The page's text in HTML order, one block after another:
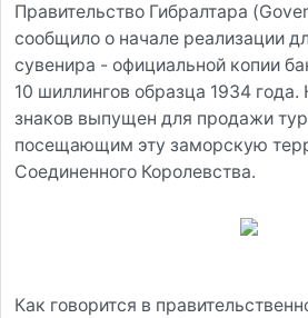
Правительство Гибралтара
сообщило о начале реализации
сувенира - официальной копии
10 шиллингов образца 1934
знаков выпущен для продажи
посещающим эту заморскую
Соединенного Королевства.
Как говорится в